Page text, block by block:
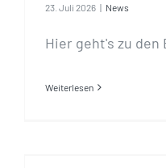
23. Juli 2026 | News
Hier geht's zu den
Weiterlesen